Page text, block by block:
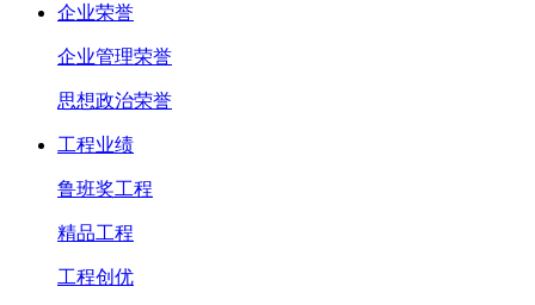
企业荣誉
企业管理荣誉
思想政治荣誉
工程业绩
鲁班奖工程
精品工程
工程创优